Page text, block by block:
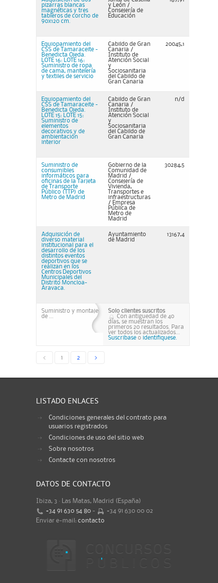
pizarras blancas
magnéticas y tres
tableros de corcho de
90x120 cm.
y León /
Consejería de
Educación
Equiopamiento del
CSS de Tamaraceite -
Benedicta Ojeda.
LOTE 16: LOTE 16:
Suministro de ropa
de cama, mantelería
y textiles de servicio
Cabildo de Gran
Canaria /
Instituto de
Atención Social
y
Sociosanitaria
del Cabildo de
Gran Canaria
20045,1
Equiopamiento del
CSS de Tamaraceite -
Benedicta Ojeda.
LOTE 15: LOTE 15:
Suministro de
elementos
decorativos y de
ambientación
interior
Cabildo de Gran
Canaria /
Instituto de
Atención Social
y
Sociosanitaria
del Cabildo de
Gran Canaria
n/d
Suministro de
consumibles
informáticos para
oficinas de la Tarjeta
de Transporte
Público (TTP) de
Metro de Madrid
Gobierno de la
Comunidad de
Madrid /
Consejería de
Vivienda,
Transportes e
infraestructuras
/ Empresa
Pública de
Metro de
Madrid
30284,5
Adquisición de
diverso material
institucional para el
desarrollo de los
distintos eventos
deportivos que se
realizan en los
Centros Deportivos
Municipales del
Distrito Moncloa-
Aravaca.
Ayuntamiento
de Madrid
13167,4
Suministro y montaje
de ...
Solo clientes suscritos
Con antiguedad de 40
días, se muestran los
primeros 20 resultados. Para
ver todos los actualizados...
Suscribase o identifiquese.
< 1 2 >
LISTADO ENLACES
Condiciones generales del contrato para
usuarios registrados
Condiciones de uso del sitio web
Sobre nosotros
Contacte con nosotros
DATOS DE CONTACTO
Ibiza, 3 · Las Matas, Madrid (España)
+34 91 630 54 80 -
+34 91 630 00 02
Enviar e-mail: contacto